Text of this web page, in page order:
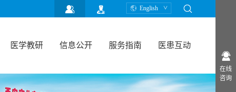
English
医学教研 信息公开 服务指南 医患互动
在线
咨询